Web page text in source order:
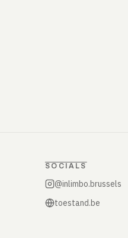
SOCIALS
@inlimbo.brussels
toestand.be